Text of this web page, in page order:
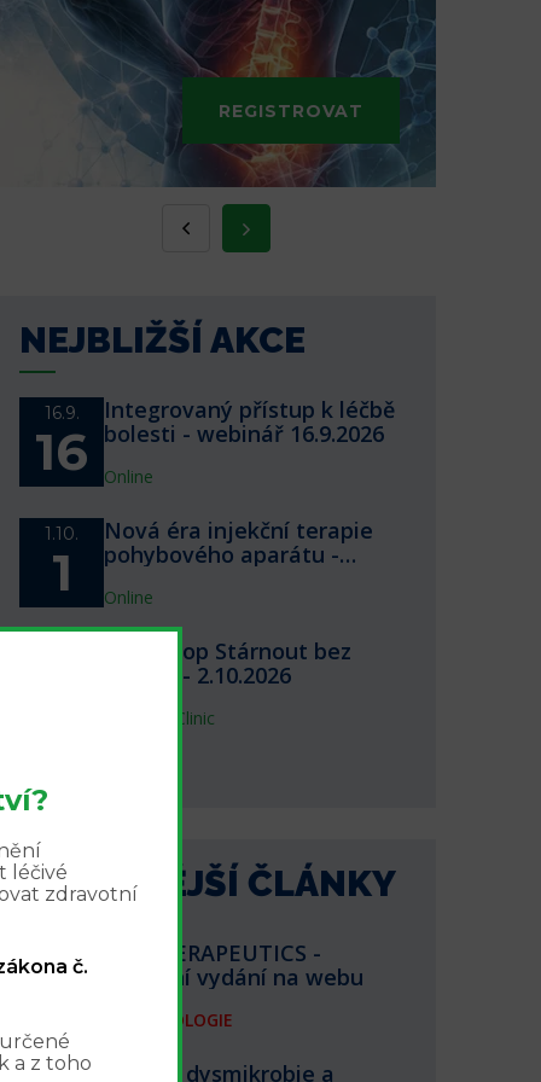
REGISTROVAT
NEJBLIŽŠÍ AKCE
16.9.
16
Integrovaný přístup k léčbě
bolesti - webinář 16.9.2026
Online
1.10.
1
Nová éra injekční terapie
pohybového aparátu -
Online
Workshop Stárnout bez
bolesti - 2.10.2026
InPharm Clinic
NEJNOVĚJŠÍ ČLÁNKY
BIOTHERAPEUTICS -
aktuální vydání na webu
FARMAKOLOGIE
Střevní dysmikrobie a
léčivé
zdravotní
č.
a z toho